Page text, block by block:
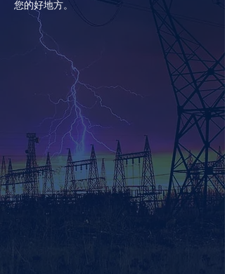
您的好地方。